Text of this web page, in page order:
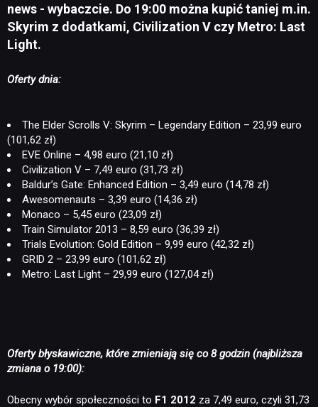
news - wybaczcie. Do 19:00 można kupić taniej m.in.
Skyrim z dodatkami, Civilization V czy Metro: Last
Light.
Oferty dnia:
The Elder Scrolls V: Skyrim – Legendary Edition – 23,99 euro
(101,62 zł)
EVE Online – 4,98 euro (21,10 zł)
Civilization V – 7,49 euro (31,73 zł)
Baldur’s Gate: Enhanced Edition – 3,49 euro (14,78 zł)
Awesomenauts – 3,39 euro (14,36 zł)
Monaco – 5,45 euro (23,09 zł)
Train Simulator 2013 – 8,59 euro (36,39 zł)
Trials Evolution: Gold Edition – 9,99 euro (42,32 zł)
GRID 2 – 23,99 euro (101,62 zł)
Metro: Last Light – 29,99 euro (127,04 zł)
Oferty błyskawiczne, które zmieniają się co 8 godzin (najbliższa
zmiana o 19:00):
Obecny wybór społeczności to F1 2012 za 7,49 euro, czyli 31,73